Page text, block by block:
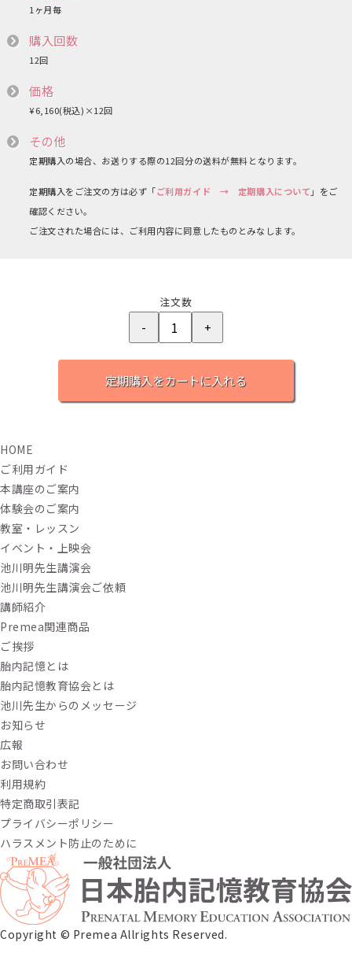
1ヶ月毎
購入回数
12回
価格
¥6,160(税込) ×12回
その他
定期購入の場合、お送りする際の12回分の送料が無料となります。
定期購入をご注文の方は必ず「ご利用ガイド → 定期購入について 」をご
確認ください。
ご注文された場合には、ご利用内容に同意したものとみなします。
注文数
HOME
ご利用ガイド
本講座のご案内
体験会のご案内
教室・レッスン
イベント・上映会
池川明先生講演会
池川明先生講演会ご依頼
講師紹介
Premea関連商品
ご挨拶
胎内記憶とは
胎内記憶教育協会とは
池川先生からのメッセージ
お知らせ
広報
お問い合わせ
利用規約
特定商取引表記
プライバシーポリシー
ハラスメント防止のために
Copyright ©︎ Premea Allrights Reserved.